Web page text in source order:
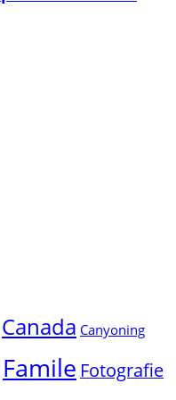
Canada Canyoning
Famile Fotografie